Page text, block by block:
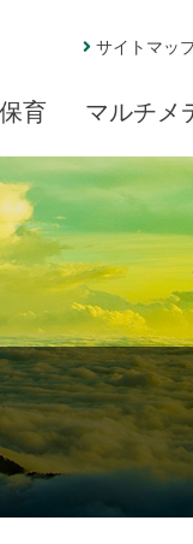
サイトマッ
育 マルチメ